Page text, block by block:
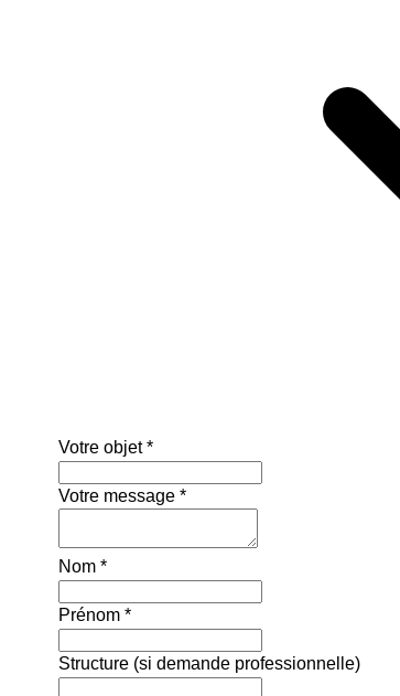
Votre objet*
Votre message *
Nom *
Prénom *
Structure (si demande professionnelle)